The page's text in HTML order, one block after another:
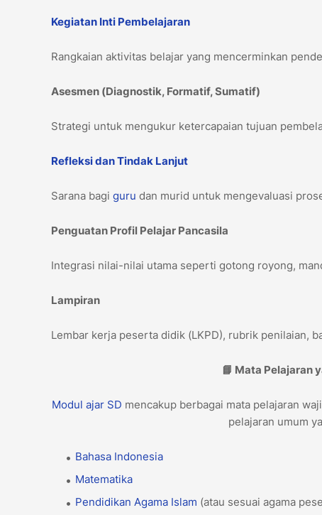
Kegiatan Inti Pembelajaran
Rangkaian aktivitas belajar yang mencerminkan
Asesmen (Diagnostik, Formatif, Sumatif)
Strategi untuk mengukur ketercapaian tujuan
Refleksi dan Tindak Lanjut
Sarana bagi guru dan murid untuk mengevaluasi
Penguatan Profil Pelajar Pancasila
Integrasi nilai-nilai utama seperti gotong royong,
Lampiran
Lembar kerja peserta didik (LKPD), rubrik penilaian,
📘 Mata Pelajaran
Modul ajar SD mencakup berbagai mata pelajaran
pelajaran umum
Bahasa Indonesia
Matematika
Pendidikan Agama Islam (atau sesuai agama